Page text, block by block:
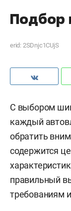
Подбор
erid: 2SDnjc1CUjS
С выбором
каждый
обратить
содержится
правильный
требованиям